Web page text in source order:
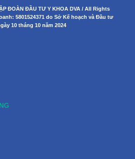
ĐOÀN ĐẦU TƯ Y KHOA DVA / All Rights
5801524371 do Sở Kế hoạch và Đầu tư
10 tháng 10 năm 2024